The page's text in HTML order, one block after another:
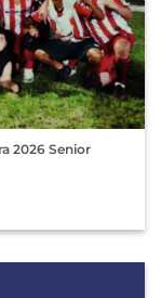
2026 Senior